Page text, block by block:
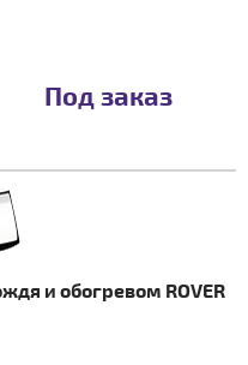
Под заказ
и обогревом ROVER